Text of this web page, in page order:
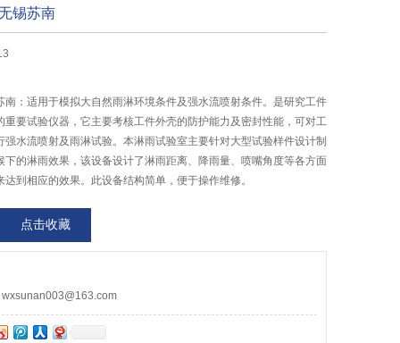
锡苏南
南：适用于模拟大自然雨淋环境条件及强水流喷射条件。是研究工件
重要试验仪器，它主要考核工件外壳的防护能力及密封性能，可对工
强水流喷射及雨淋试验。本淋雨试验室主要针对大型试验样件设计制
下的淋雨效果，该设备设计了淋雨距离、降雨量、喷嘴角度等各方面
到相应的效果。此设备结构简单，便于操作维修。
点击收藏